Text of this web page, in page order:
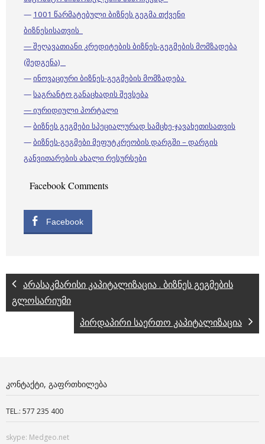
— 1001 წარმატებული ბიზნეს გეგმა თქვენი
ბიზნესისათვის
— შეღავათიანი კრედიტების ბიზნეს-გეგმების მომზადება
(შედგენა)
—ინოვაციური ბიზნეს-გეგმების მომზადება
—საგრანტო განაცხადის შევსება
— იურიდიული პორტალი
—ბიზნეს გეგმები სპეციალურად სამცხე-ჯავახეთისათვის
—ბიზნეს-გეგმები მეფუტკრეობის დარგში – დარგის
განვითარების ახალი რესურსები
Facebook Comments
Facebook
არასაკმარისი კაპიტალიზაცია . ბიზნეს გეგმების
გლოსარიუმი
პირდაპირი საერთო კაპიტალიზაცია
ᲙᲝᲜᲢᲐᲥᲢᲘ, ᲒᲐᲤᲠᲗᲮᲘᲚᲔᲑᲐ
TEL.: 577 235 400
skype: Medgeo.net